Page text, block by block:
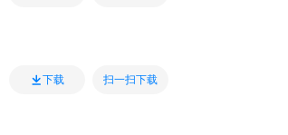
下载 扫一扫下载